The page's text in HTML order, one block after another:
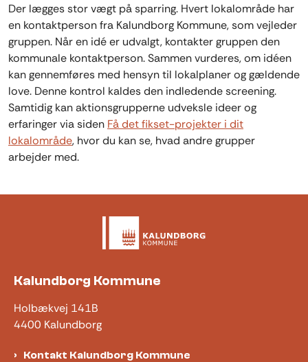
Der lægges stor vægt på sparring. Hvert lokalområde har
en kontaktperson fra Kalundborg Kommune, som vejleder
gruppen. Når en idé er udvalgt, kontakter gruppen den
kommunale kontaktperson. Sammen vurderes, om idéen
kan gennemføres med hensyn til lokalplaner og gældende
love. Denne kontrol kaldes den indledende screening.
Samtidig kan aktionsgrupperne udveksle ideer og
erfaringer via siden Få det fikset-projekter i dit
lokalområde, hvor du kan se, hvad andre grupper
arbejder med.
Kalundborg Kommune
Holbækvej 141B
4400 Kalundborg
Kontakt Kalundborg Kommune